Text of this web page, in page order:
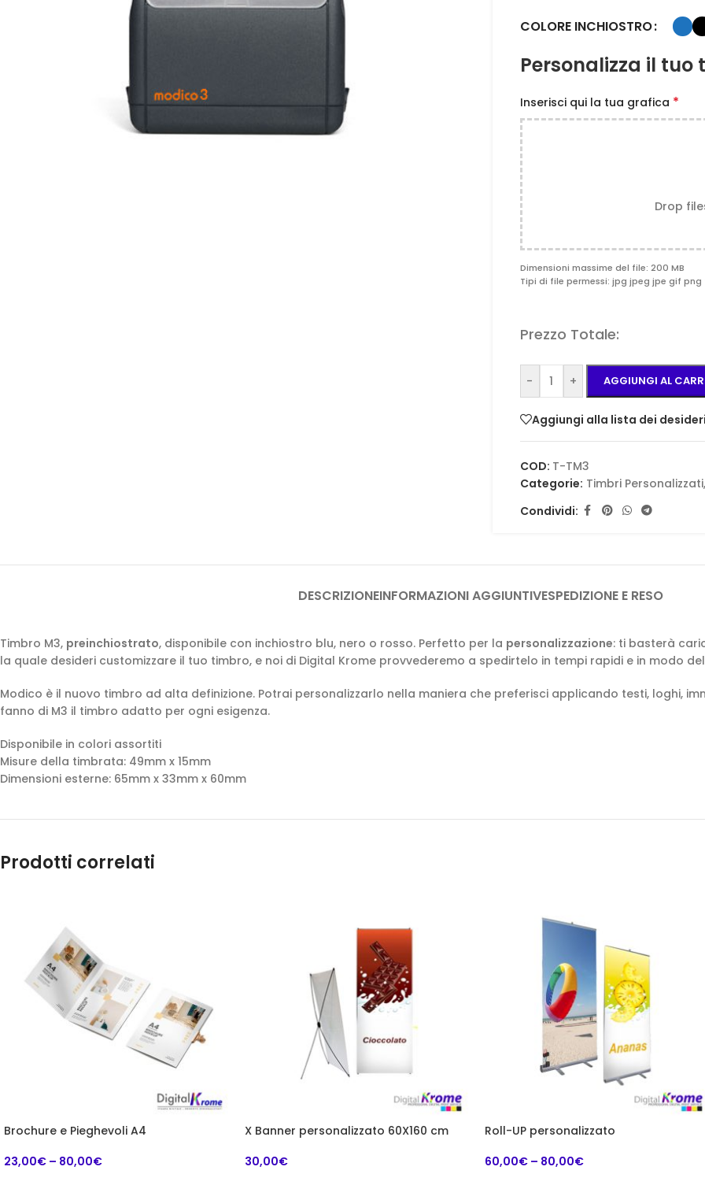
COLORE INCHIOSTRO
Personalizza il tuo
Inserisci qui la tua grafica *
Drop
Dimensioni massime del file: 200 MB
Tipi di file permessi: jpg jpeg jpe gif
Prezzo Totale:
- + AGGIUNGI AL
Aggiungi alla lista dei desideri
COD: T-TM3
Categorie: Timbri Personalizzati,
Condividi:
DESCRIZIONEINFORMAZIONI AGGIUNTIVESPEDIZIONE E RESO
Timbro M3, preinchiostrato, disponibile con inchiostro blu, nero o rosso. Perfetto per la personalizzazione: ti basterà
la quale desideri customizzare il tuo timbro, e noi di Digital Krome provvederemo a spedirtelo in tempi rapidi e in modo
Modico è il nuovo timbro ad alta definizione. Potrai personalizzarlo nella maniera che preferisci applicando testi, loghi,
fanno di M3 il timbro adatto per ogni esigenza.
Disponibile in colori assortiti
Misure della timbrata: 49mm x 15mm
Dimensioni esterne: 65mm x 33mm x 60mm
Prodotti correlati
Brochure e Pieghevoli A4
23,00€ – 80,00€
X Banner personalizzato 60X160 cm
30,00€
Roll-UP personalizzato
60,00€ – 80,00€